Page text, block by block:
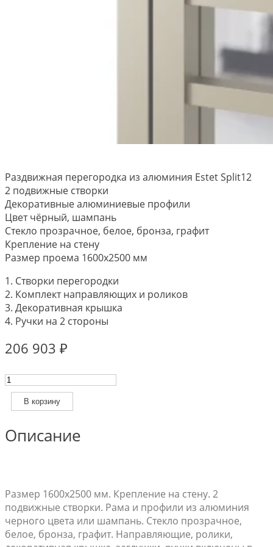
Раздвижная перегородка из алюминия Estet Split12
2 подвижные створки
Декоративные алюминиевые профили
Цвет чёрный, шампань
Стекло прозрачное, белое, бронза, графит
Крепление на стену
Размер проема 1600х2500 мм
1. Створки перегородки
2. Комплект направляющих и роликов
3. Декоративная крышка
4. Ручки на 2 стороны
206 903 ₽
Количество
товара
Алюминиевая
раздвижная
перегородка
ESTET
2
створки
В корзину
Описание
Размер 1600х2500 мм. Крепление на стену. 2
подвижные створки. Рама и профили из алюминия
черного цвета или шампань. Стекло прозрачное,
белое, бронза, графит. Направляющие, ролики,